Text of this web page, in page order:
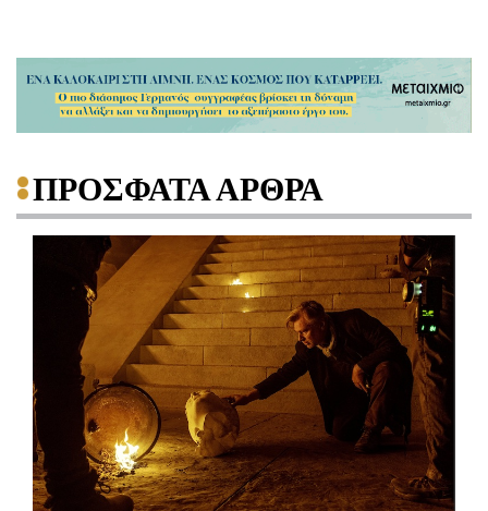
ΠΡΟΣΦΑΤΑ ΑΡΘΡΑ